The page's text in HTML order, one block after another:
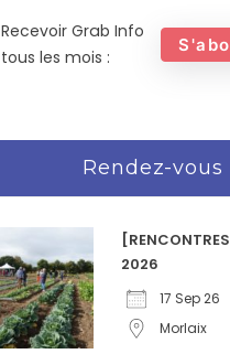
Recevoir Grab Info
tous les mois :
Rendez-vous
2026
17 Sep 26
Morlaix